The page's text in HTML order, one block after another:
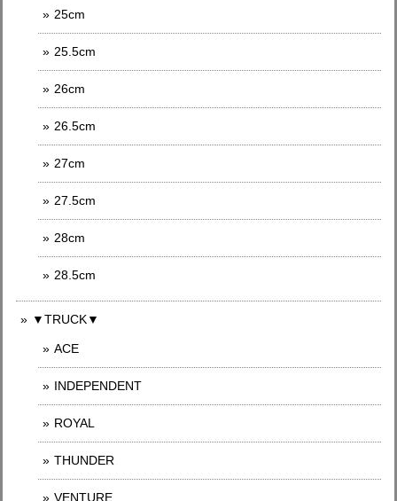
25cm
25.5cm
26cm
26.5cm
27cm
27.5cm
28cm
28.5cm
▼TRUCK▼
ACE
INDEPENDENT
ROYAL
THUNDER
VENTURE